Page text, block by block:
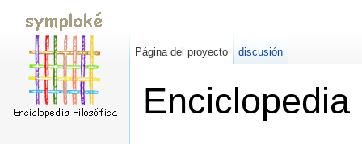
Página del proyecto discusión